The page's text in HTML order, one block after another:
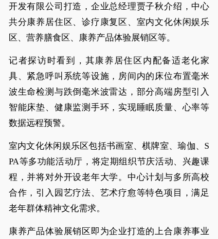
开发有限公司打造，企业总经理贾子秋介绍，中心
共分康养居住区、诊疗康复区、室内文化休闲娱乐
区、营养膳食区、康养产品体验展销区等。
记者探访时看到，其康养居住区内配备适老化家
具、紧急呼叫系统等设施，房间内的床位布置毫米
波生命检测与跌倒毫米波雷达，部分高端房型引入
智能床垫、健康监测手环，实现睡眠质量、心率等
数据远程预警。
室内文化休闲娱乐区包括书画室、棋牌室、瑜伽、S
PA等多功能活动厅，将定期组织节庆活动、兴趣课
程，并将对外开设老年大学。中心计划与多所高校
合作，引入园艺疗法、艺术疗愈等特色项目，满足
老年群体精神文化需求。
康养产品体验展销区即为企业打造的上合康养事业